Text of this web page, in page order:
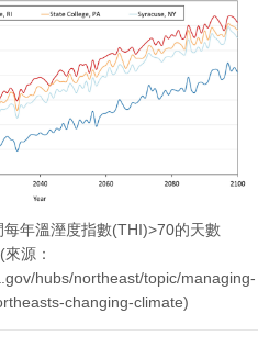
年溫溼度指數(THI)>70的天數
(來源：
hubs/northeast/topic/managing-
changing-climate)